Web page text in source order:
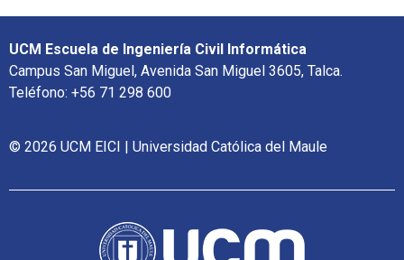
UCM Escuela de Ingeniería Civil Informática
Campus San Miguel, Avenida San Miguel 3605, Talca.
Teléfono: +56 71 298 600
© 2026 UCM EICI | Universidad Católica del Maule